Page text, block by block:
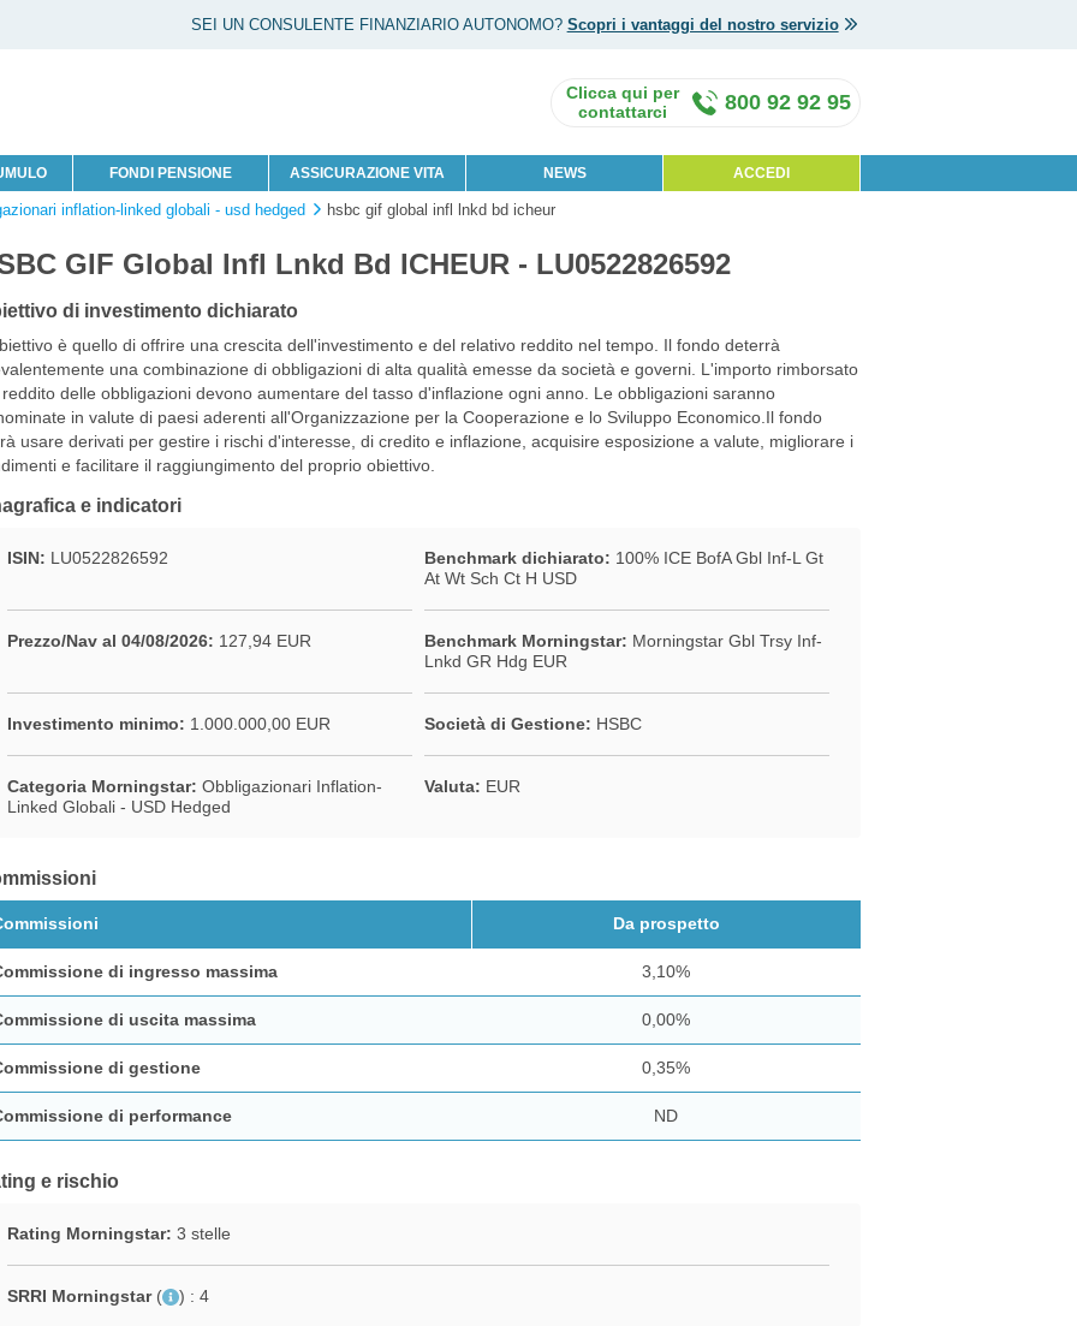
SEI UN CONSULENTE FINANZIARIO AUTONOMO? Scopri i vantaggi del nostro servizio
FONDI PENSIONE ASSICURAZIONE VITA NEWS ACCEDI
800 92 92 95
inflation-linked globali - usd hedged hsbc gif global infl lnkd bd icheur
GIF Global Infl Lnkd Bd ICHEUR - LU0522826592
di investimento dichiarato
è quello di offrire una crescita dell'investimento e del relativo reddito nel tempo. Il fondo deterrà
una combinazione di obbligazioni di alta qualità emesse da società e governi. L'importo rimborsato
delle obbligazioni devono aumentare del tasso d'inflazione ogni anno. Le obbligazioni saranno
in valute di paesi aderenti all'Organizzazione per la Cooperazione e lo Sviluppo Economico.Il fondo
usare derivati per gestire i rischi d'interesse, di credito e inflazione, acquisire esposizione a valute, migliorare i
e facilitare il raggiungimento del proprio obiettivo.
e indicatori
ISIN: LU0522826592 Benchmark dichiarato: 100% ICE BofA Gbl Inf-L Gt
At Wt Sch Ct H USD
Prezzo/Nav al 04/08/2026: 127,94 EUR Benchmark Morningstar: Morningstar Gbl Trsy Inf-
Lnkd GR Hdg EUR
Investimento minimo: 1.000.000,00 EUR Società di Gestione: HSBC
Categoria Morningstar: Obbligazionari Inflation-
Linked Globali - USD Hedged
Valuta: EUR
Da prospetto
di ingresso massima 3,10%
di uscita massima 0,00%
di gestione 0,35%
di performance ND
e rischio
Rating Morningstar: 3 stelle
SRRI Morningstar ( ) : 4